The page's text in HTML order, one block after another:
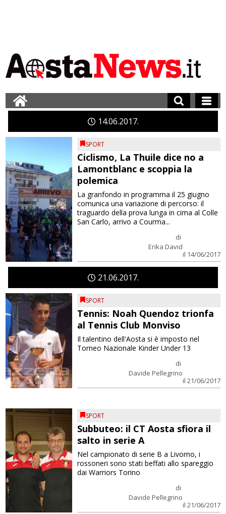
1406 2017
SPORT
Ciclismo, La Thuile dice no a
Lamontblanc e scoppia la
polemica
di
Erika David
il 14/06/2017
La granfondo in programma il 25 giugno
comunica una variazione di percorso: il
traguardo della prova lunga in cima al Colle
San Carlo, arrivo a Courma...
21 06 2017
SPORT
Tennis: Noah Quendoz trionfa
al Tennis Club Monviso
di
Davide Pellegrino
il 21/06/2017
Il talentino dell'Aosta si è imposto nel
Torneo Nazionale Kinder Under 13
SPORT
Subbuteo: il CT Aosta sfiora il
salto in serie A
di
Davide Pellegrino
il 21/06/2017
Nel campionato di serie B a Livorno, i
rossoneri sono stati beffati allo spareggio
dai Warriors Torino